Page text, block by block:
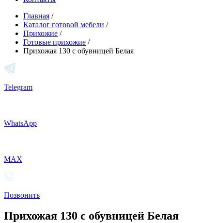
Главная /
Каталог готовой мебели /
Прихожие /
Готовые прихожие /
Прихожая 130 с обувницей Белая
Telegram
WhatsApp
MAX
Позвонить
Прихожая 130 с обувницей Белая